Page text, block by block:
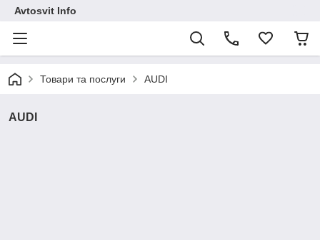
Avtosvit Info
Товари та послуги AUDI
AUDI